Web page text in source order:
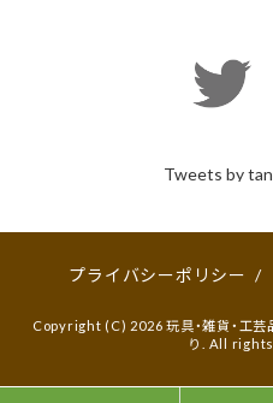
Tweets by
プライバシーポリシー /
Copyright (C) 2026 玩具・雑貨・工
り. All